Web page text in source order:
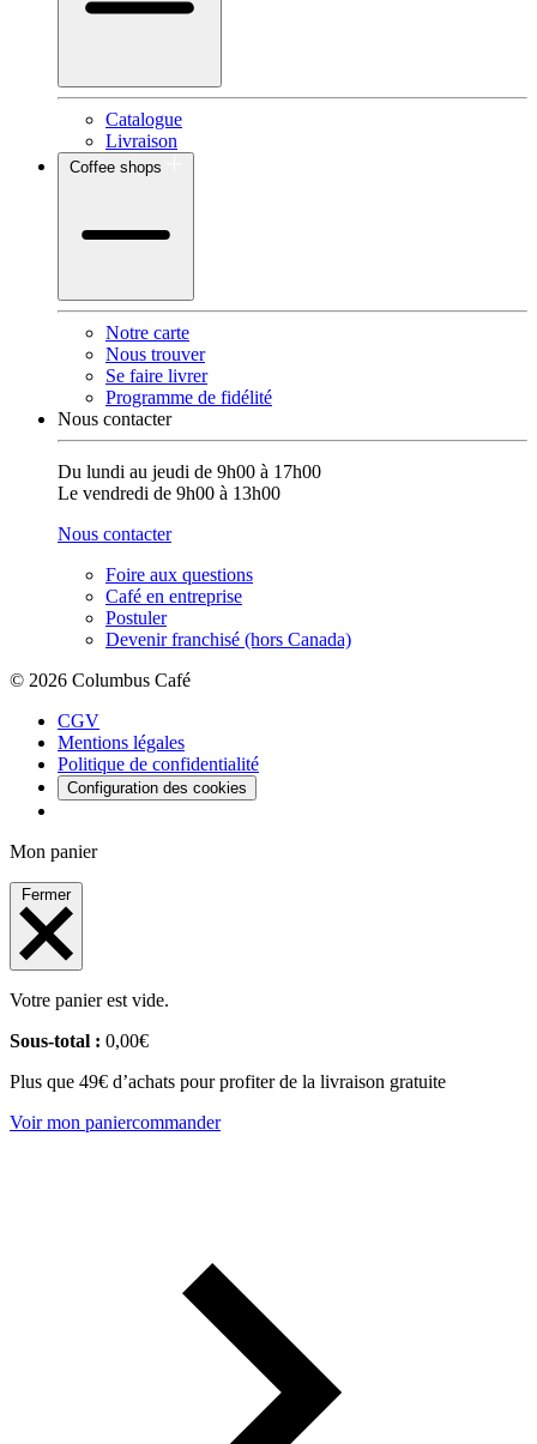
Catalogue
Livraison
Coffee shops
Notre carte
Nous trouver
Se faire livrer
Programme de fidélité
Nous contacter
Du lundi au jeudi de 9h00 à 17h00
Le vendredi de 9h00 à 13h00
Nous contacter
Foire aux questions
Café en entreprise
Postuler
Devenir franchisé (hors Canada)
© 2026 Columbus Café
CGV
Mentions légales
Politique de confidentialité
Configuration des cookies
Mon panier
Fermer
Votre panier est vide.
Sous-total : 0,00€
Plus que 49€ d’achats pour profiter de la livraison gratuite
Voir mon paniercommander